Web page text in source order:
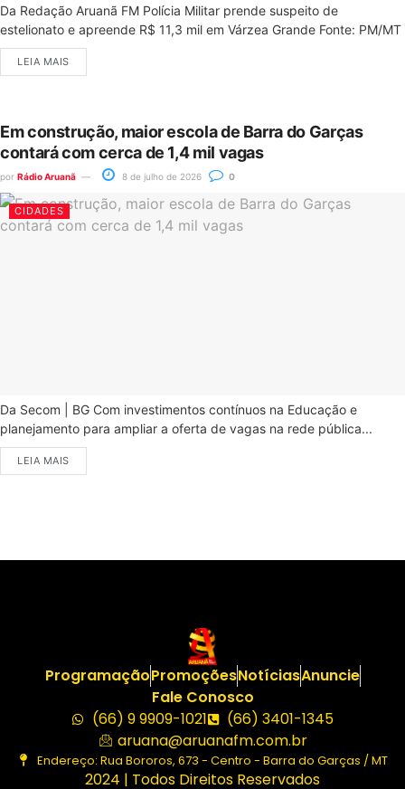
Da Redação Aruanã FM Polícia Militar prende suspeito de
estelionato e apreende R$ 11,3 mil em Várzea Grande Fonte: PM/MT
LEIA MAIS
Em construção, maior escola de Barra do Garças
contará com cerca de 1,4 mil vagas
por Rádio Aruanã 8 de julho de 2026 0
CIDADES
Da Secom | BG Com investimentos contínuos na Educação e
planejamento para ampliar a oferta de vagas na rede pública...
LEIA MAIS
ProgramaçãoPromoçõesNotíciasAnuncie
Fale Conosco
(66) 9 9909-1021
(66) 3401-1345
aruana@aruanafm.com.br
Endereço: Rua Bororos, 673 - Centro - Barra do Garças / MT
2024 | Todos Direitos Reservados